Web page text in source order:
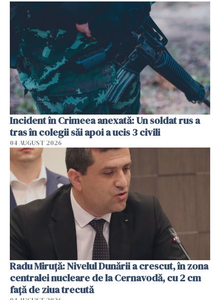
Incident în Crimeea anexată: Un soldat rus a
tras în colegii săi apoi a ucis 3 civili
04 AUGUST 2026
Radu Miruţă: Nivelul Dunării a crescut, în zona
centralei nucleare de la Cernavodă, cu 2 cm
faţă de ziua trecută